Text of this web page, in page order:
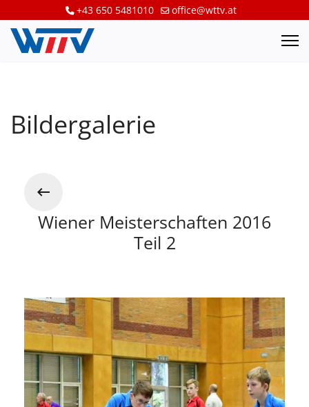
+43 650 5481010 office@wttv.at
Bildergalerie
Wiener Meisterschaften 2016
Teil 2